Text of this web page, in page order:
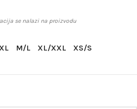
se nalazi na proizvodu
M/L XL/XXL XS/S